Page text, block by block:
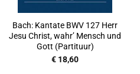
Bach: Kantate BWV 127 Herr
Jesu Christ, wahr’ Mensch und
Gott (Partituur)
€ 18,60